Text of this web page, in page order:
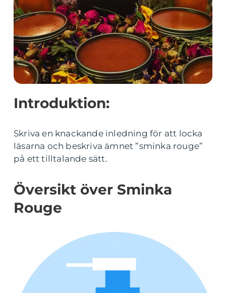
Introduktion:
Skriva en knackande inledning för att locka
läsarna och beskriva ämnet ”sminka rouge”
på ett tilltalande sätt.
Översikt över Sminka
Rouge